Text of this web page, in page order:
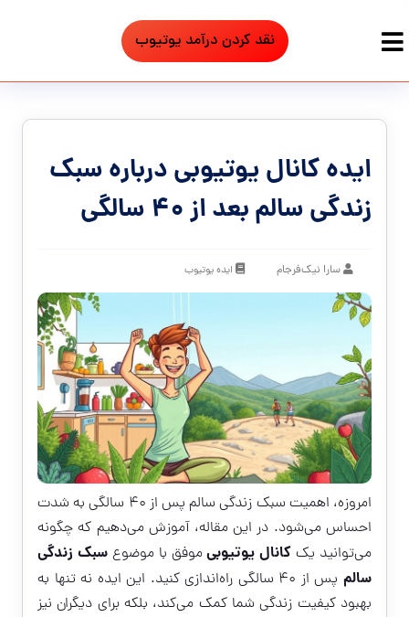
نقد کردن درآمد یوتیوب
ایده کانال یوتیوبی درباره سبک
زندگی سالم بعد از ۴۰ سالگی
سارا نیک‌فرجام ایده یوتیوب
امروزه، اهمیت سبک زندگی سالم پس از ۴۰ سالگی به شدت
احساس می‌شود. در این مقاله، آموزش می‌دهیم که چگونه
می‌توانید یک کانال یوتیوبیموفق با موضوعسبک زندگی
سالم
پس از ۴۰ سالگی راه‌اندازی کنید. این ایده نه تنها به
بهبود کیفیت زندگی شما کمک می‌کند، بلکه برای دیگران نیز